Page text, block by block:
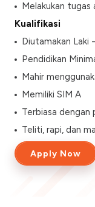
Melakukan
Kualifikasi
Diutamakan Laki
Pendidikan
Mahir
Memiliki SIM A
Terbiasa dengan
Teliti, rapi, dan
Apply Now